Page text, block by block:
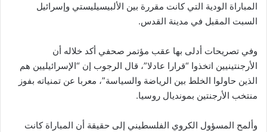
المباراة الودية التي كانت مقررة بين الألبيسيليستي وإسرائيل
السبت المقبل في مدينة القدس.
وفي تصريحات أدلى بها عقب مؤتمر صحفي أكد خلاله أن
الأرجنتينيين اتخذوا “قرارا عادلا”، قال الرجوب إن “الإسرائيليين هم
الذين حاولوا الخلط بين الرياضة والسياسة”، معربا عن تمنياته بفوز
منتخب الأرجنتين بمونديال روسيا.
وألمح المسؤول الكروي الفلسطيني إلى حقيقة أن المباراة كانت